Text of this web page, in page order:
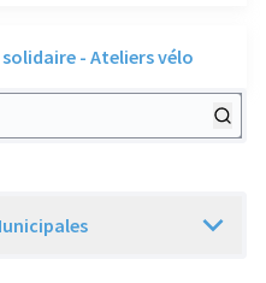
- Ateliers vélo